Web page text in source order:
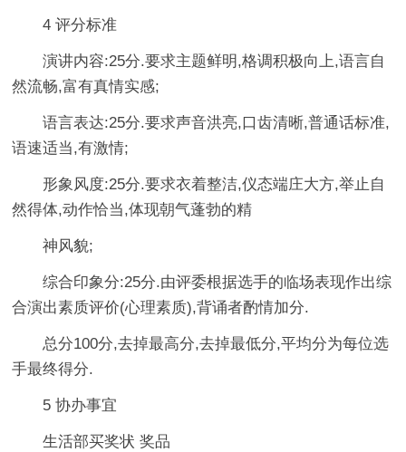
4 评分标准
演讲内容:25分.要求主题鲜明,格调积极向上,语言自
然流畅,富有真情实感;
语言表达:25分.要求声音洪亮,口齿清晰,普通话标准,
语速适当,有激情;
形象风度:25分.要求衣着整洁,仪态端庄大方,举止自
然得体,动作恰当,体现朝气蓬勃的精
神风貌;
综合印象分:25分.由评委根据选手的临场表现作出综
合演出素质评价(心理素质),背诵者酌情加分.
总分100分,去掉最高分,去掉最低分,平均分为每位选
手最终得分.
5 协办事宜
生活部买奖状 奖品